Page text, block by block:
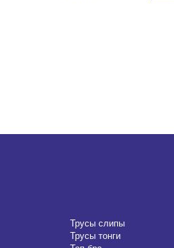
Трусы слипы
Трусы тонги